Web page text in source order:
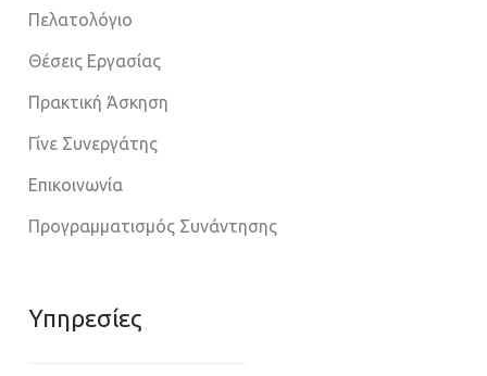
Πελατολόγιο
Θέσεις Εργασίας
Πρακτική Άσκηση
Γίνε Συνεργάτης
Επικοινωνία
Προγραμματισμός Συνάντησης
Υπηρεσίες